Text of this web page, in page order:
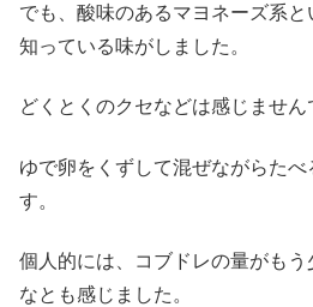
でも、酸味のあるマヨネーズ系
知っている味がしました。
どくとくのクセなどは感じません
ゆで卵をくずして混ぜながらた
す。
個人的には、コブドレの量がも
なとも感じました。